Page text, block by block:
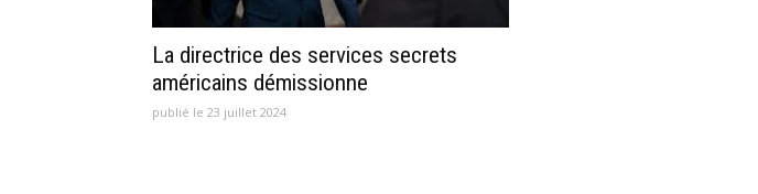
La directrice des services secrets
américains démissionne
publié le 23 juillet 2024